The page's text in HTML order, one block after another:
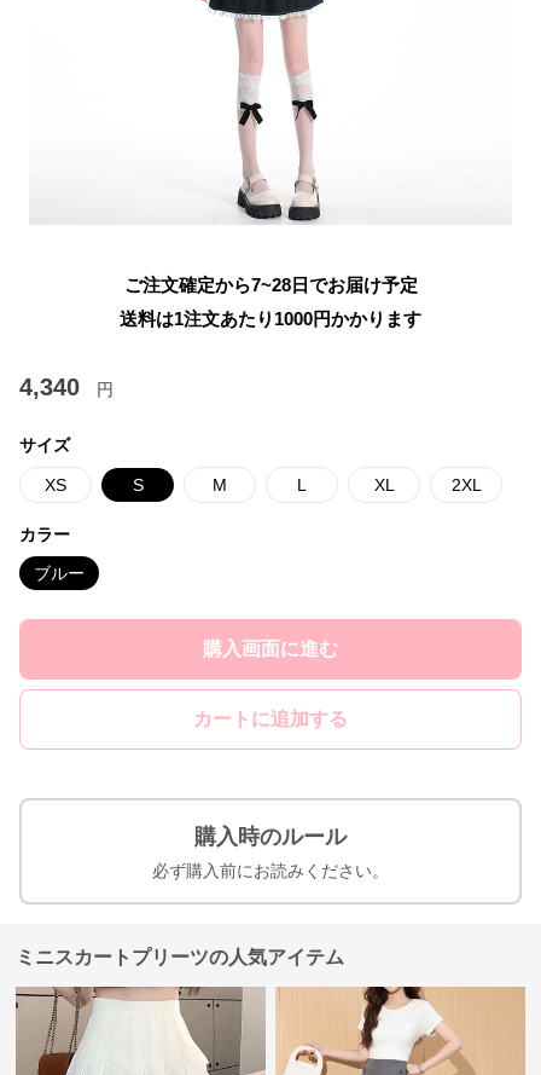
ご注文確定から7~28日でお届け予定
送料は1注文あたり 1000円かかります
4,340 円
サイズ
XS S M L XL 2XL
カラー
ブルー
購入画面に進む
カートに追加する
購入時のルール
必ず購入前にお読みください。
ミニスカートプリーツの人気アイテム